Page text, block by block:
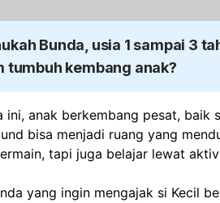
Bunda, usia 1 sampai 3
tumbuh kembang anak?
ini, anak berkembang pesat, baik
bisa menjadi ruang yang
tapi juga belajar lewat
yang ingin mengajak si Kecil